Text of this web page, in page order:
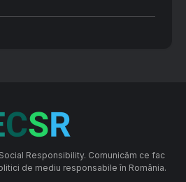
Responsibility. Comunicăm ce fac
de mediu responsabile în România.